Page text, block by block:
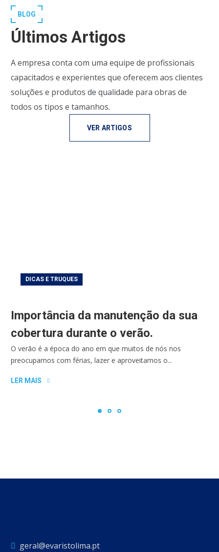
BLOG
Últimos Artigos
A empresa conta com uma equipe de profissionais
capacitados e experientes que oferecem aos clientes
soluções e produtos de qualidade para obras de
todos os tipos e tamanhos.
VER ARTIGOS
DICAS E TRUQUES
Importância da manutenção da sua
cobertura durante o verão.
O verão é a época do ano em que muitos de nós nos
preocupamos com férias, lazer e aproveitamos o...
LER MAIS
geral@evaristolima.pt